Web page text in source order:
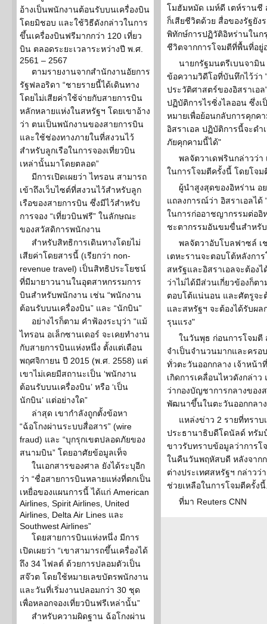
อ้างเป็นพนักงานต้อนรับบนเครื่องบิน
โดยมิชอบ และใช้วิธีดังกล่าวในการ
ขึ้นเครื่องบินฟรีมากกว่า 120 เที่ยว
บิน ตลอดระยะเวลาระหว่างปี พ.ศ.
2561 – 2567
ตามรายงานจากสำนักงานอัยการ
รัฐฟลอริดา “ชายรายนี้ได้เดินทาง
โดยไม่เสียค่าใช้จ่ายกับสายการบิน
หลักหลายแห่งในสหรัฐฯ โดยเขาอ้าง
ว่า ตนเป็นพนักงานของสายการบิน
และใช้ช่องทางภายในที่สงวนไว้
สำหรับลูกเรือในการจองเที่ยวบิน
เหล่านั้นมาโดยตลอด”
มีการเปิดเผยว่า ไทรอน สามารถ
เข้าถึงเว็บไซต์ที่สงวนไว้สำหรับลูก
เรือของสายการบิน ซึ่งมีไว้สำหรับ
การจอง “เที่ยวบินฟรี” ในลักษณะ
ของสวัสดิการพนักงาน
สำหรับสิทธิการเดินทางโดยไม่
เสียค่าโดยสารนี้ (เรียกว่า non-
revenue travel) เป็นสิทธิประโยชน์
ที่มีมายาวนานในอุตสาหกรรมการ
บินสำหรับพนักงาน เช่น “พนักงาน
ต้อนรับบนเครื่องบิน” และ “นักบิน”
อย่างไรก็ตาม คำฟ้องระบุว่า “แม้
ไทรอน อเล็กซานเดอร์ จะเคยทำงาน
กับสายการบินแห่งหนึ่ง ตั้งแต่เดือน
พฤศจิกายน ปี 2015 (พ.ศ. 2558) แต่
เขาไม่เคยมีสถานะเป็น ‘พนักงาน
ต้อนรับบนเครื่องบิน’ หรือ ‘เป็น
นักบิน’ แต่อย่างใด”
ล่าสุด เขากำลังถูกตั้งข้อหา
“ฉ้อโกงผ่านระบบสื่อสาร” (wire
fraud) และ “บุกรุกเขตปลอดภัยของ
สนามบิน” โดยอาศัยข้อมูลเท็จ
ในเอกสารของศาล ยังได้ระบุอีก
ว่า “ชื่อสายการบินหลายแห่งที่ตกเป็น
เหยื่อของแผนการนี้ ได้แก่ American
Airlines, Spirit Airlines, United
Airlines, Delta Air Lines และ
Southwest Airlines”
โดยสายการบินแห่งหนึ่ง มีการ
เปิดเผยว่า “เขาสามารถขึ้นเครื่องได้
ถึง 34 ไฟลต์ ด้วยการปลอมตัวเป็น
สจ๊วต โดยใช้หมายเลขบัตรพนักงาน
และวันที่เริ่มงานปลอมกว่า 30 ชุด
เพื่อหลอกจองเที่ยวบินฟรีเหล่านั้น”
สำหรับความผิดฐาน ฉ้อโกงผ่าน
โมฮัมหมัด เมห์ดี เตห์รานชี
ก็เสียชีวิตด้วย สื่อของรัฐยัง
พิทักษ์การปฏิวัติอิหร่านในก
ชีวิตจากการโจมตีที่พื้นที่อยู่
นายกรัฐมนตรีเบนจามิน
ข้อความวิดีโอที่บันทึกไว้ว่า
ประวัติศาสตร์ของอิสราเอ
ปฏิบัติการไรซิ่งไลออน ซึ่ง
หมายเพื่อย้อนกลับการคุกค
อิสราเอล ปฏิบัติการนี้จะด
ภัยคุกคามนี้ได้"
พลจัตวาเดฟรินกล่าวว่า
ในการโจมตีครั้งนี้ โดยโจม
ผู้นำสูงสุดของอิหร่าน อ
แถลงการณ์ว่า อิสราเอลไ
ในการก่ออาชญากรรมต่ออิ
ชะตากรรมอันขมขื่นสำหรับ
พลจัตวาอับโบลฟาซล์ เ
เตหะรานจะตอบโต้หลังกา
สหรัฐและอิสราเอลจะต้อง
ว่าไม่ได้มีส่วนเกี่ยวข้องก็ต
ตอบโต้แน่นอน และศัตรูจะ
และสหรัฐฯ จะต้องได้รับผล
รุนแรง"
ในวันพุธ ก่อนการโจมตี
จำเป็นจำนวนมากและครอ
ทั่วตะวันออกกลาง เจ้าหน้า
เกิดการเคลื่อนไหวดังกล่า
ว่ากองบัญชาการกลางของ
พัฒนาขึ้นในตะวันออกกลาง
แหล่งข่าว 2 รายที่ทราบ
ประธานาธิบดีโดนัลด์ ทรัม
ขาวรับทราบข้อมูลว่าการโ
ในคืนวันพฤหัสบดี หลังจาก
ต่างประเทศสหรัฐฯ กล่าวว่
ช่วยเหลือในการโจมตีครั้ง
ที่มา Reuters CNN